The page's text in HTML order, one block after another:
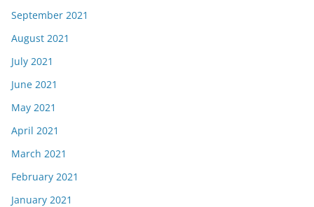
September 2021
August 2021
July 2021
June 2021
May 2021
April 2021
March 2021
February 2021
January 2021